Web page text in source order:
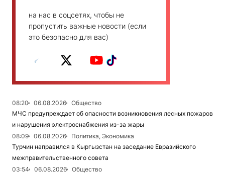
на нас в соцсетях, чтобы не
пропустить важные новости (если
это безопасно для вас)
08:20 06.08.2026
Общество
МЧС предупреждает об опасности возникновения лесных пожаров
и нарушения электроснабжения из-за жары
08:09
06.08.2026
Политика, Экономика
Турчин направился в Кыргызстан на заседание Евразийского
межправительственного совета
03:54
06.08.2026
Общество